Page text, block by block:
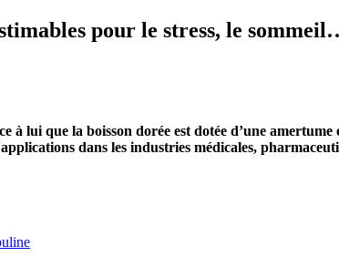
pour le stress, le
à lui que la boisson dorée est dotée d’une
dans les industries médicales,